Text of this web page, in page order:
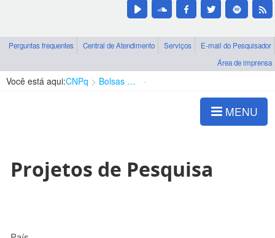
Perguntas frequentes Central de Atendimento Serviços
E-mail do Pesquisador
Área de imprensa
Você está aqui:CNPq Bolsas e Auxílios Vigentes
MENU
Projetos de Pesquisa